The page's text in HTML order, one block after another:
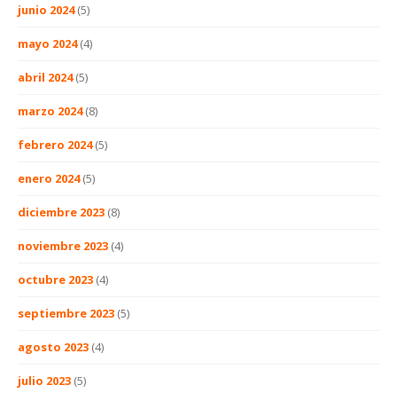
junio 2024(5)
mayo 2024(4)
abril 2024(5)
marzo 2024(8)
febrero 2024(5)
enero 2024(5)
diciembre 2023 (8)
noviembre 2023 (4)
octubre 2023 (4)
septiembre 2023 (5)
agosto 2023 (4)
julio 2023 (5)